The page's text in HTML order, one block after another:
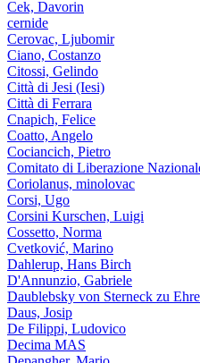
Cek, Davorin
cernide
Cerovac, Ljubomir
Ciano, Costanzo
Citossi, Gelindo
Città di Jesi (Iesi)
Città di Ferrara
Cnapich, Felice
Coatto, Angelo
Cociancich, Pietro
Comitato di Liberazione
Coriolanus, minolovac
Corsi, Ugo
Corsini Kurschen, Luigi
Cossetto, Norma
Cvetković, Marino
Dahlerup, Hans Birch
D'Annunzio, Gabriele
Daublebsky von Sterneck zu
Daus, Josip
De Filippi, Ludovico
Decima MAS